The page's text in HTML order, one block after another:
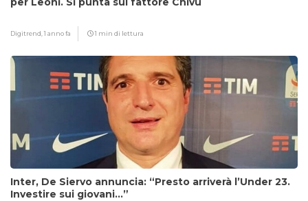
Digitrend,1 anno fa 1 min di lettura
Inter, De Siervo annuncia: “Presto arriverà l’Under 23.
Investire sui giovani…”